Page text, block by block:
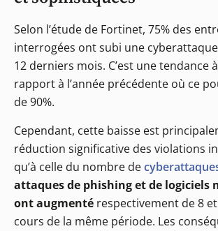
Selon l’étude de Fortinet, 75% des
interrogées ont subi une
12 derniers mois. C’est une tendance
rapport à l’année précédente où ce
de 90%.
Cependant, cette baisse est
réduction significative des violations
qu’à celle du nombre de
attaques de phishing et de logiciels
ont augmenté respectivement de 8
cours de la même période. Les